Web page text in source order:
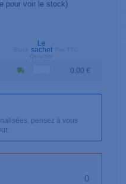
pour voir le stock)
Le
sachet
0.00 €
pensez à vous
0